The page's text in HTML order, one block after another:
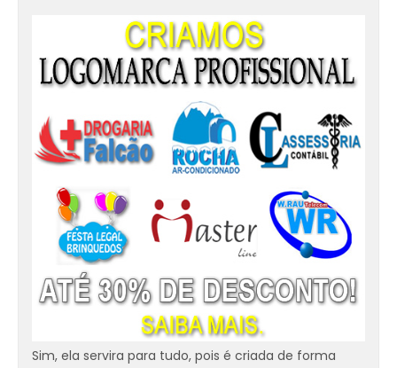
Sim, ela servira para tudo, pois é criada de forma